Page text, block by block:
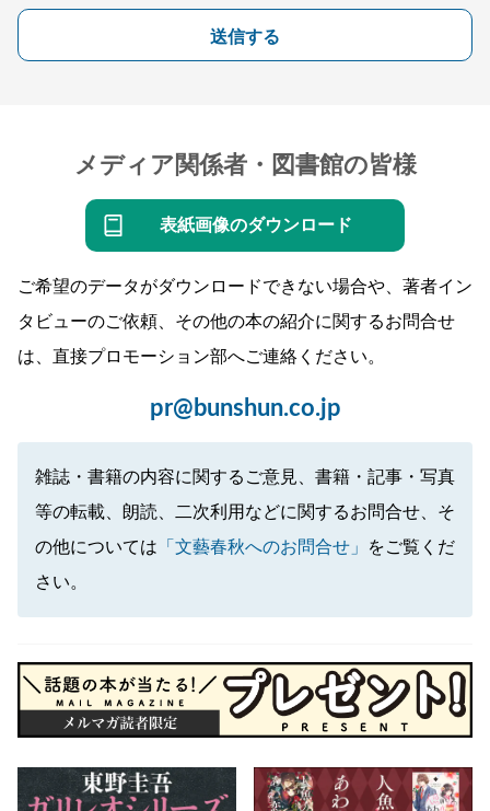
送信する
メディア関係者・図書館の皆様
表紙画像のダウンロード
ご希望のデータがダウンロードできない場合や、著者イン
タビューのご依頼、その他の本の紹介に関するお問合せ
は、直接プロモーション部へご連絡ください。
pr@bunshun.co.jp
雑誌・書籍の内容に関するご意見、書籍・記事・写真
等の転載、朗読、二次利用などに関するお問合せ、そ
の他については 「文藝春秋へのお問合せ」
をご覧くだ
さい。